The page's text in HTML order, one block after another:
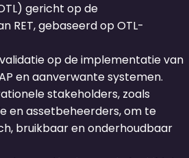
gericht op de
RET, gebaseerd op OTL-
op de implementatie van
en aanverwante systemen.
stakeholders, zoals
en assetbeheerders, om te
bruikbaar en onderhoudbaar